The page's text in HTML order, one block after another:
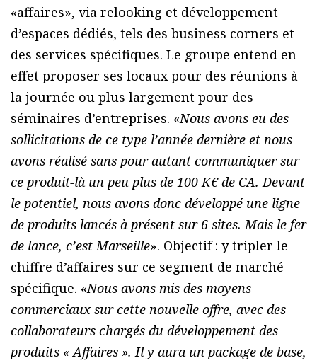
«affaires», via relooking et développement
d’espaces dédiés, tels des business corners et
des services spécifiques. Le groupe entend en
effet proposer ses locaux pour des réunions à
la journée ou plus largement pour des
séminaires d’entreprises. «Nous avons eu des
sollicitations de ce type l’année dernière et nous
avons réalisé sans pour autant communiquer sur
ce produit-là un peu plus de 100 K€ de CA. Devant
le potentiel, nous avons donc développé une ligne
de produits lancés à présent sur 6 sites. Mais le fer
de lance, c’est Marseille». Objectif : y tripler le
chiffre d’affaires sur ce segment de marché
spécifique. «Nous avons mis des moyens
commerciaux sur cette nouvelle offre, avec des
collaborateurs chargés du développement des
produits « Affaires ». Il y aura un package de base,